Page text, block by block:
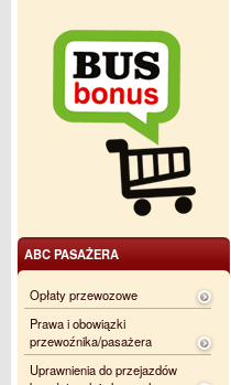
ABC PASAŻERA
Opłaty przewozowe
Prawa i obowiązki
przewoźnika/pasażera
Uprawnienia do przejazdów